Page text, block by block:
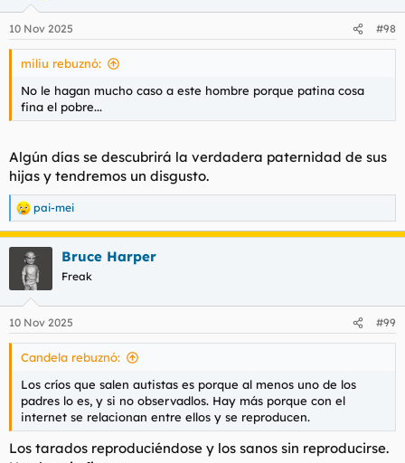
e
s
10 Nov 2025 #98
miliu rebuznó:
No le hagan mucho caso a este hombre porque patina cosa
fina el pobre...
Algún días se descubrirá la verdadera paternidad de sus
hijas y tendremos un disgusto.
R
e
a
e
s
pai-mei
Bruce Harper
Freak
10 Nov 2025 #99
Candela rebuznó:
Los críos que salen autistas es porque al menos uno de los
padres lo es, y si no observadlos. Hay más porque con el
internet se relacionan entre ellos y se reproducen.
Los tarados reproduciéndose y los sanos sin reproducirse.